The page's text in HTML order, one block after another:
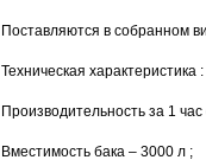
Поставляются в собранном
Техническая характеристика :
Производительность за 1
Вместимость бака – 3000 л ;